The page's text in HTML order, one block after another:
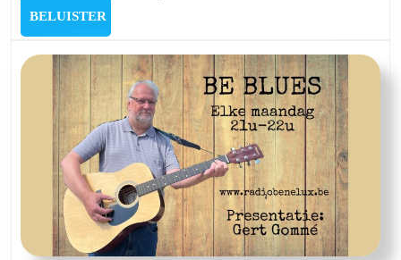
10
juni
2024
BELUISTER